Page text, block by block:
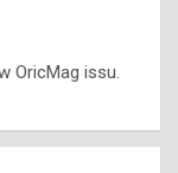
OricMag issu.